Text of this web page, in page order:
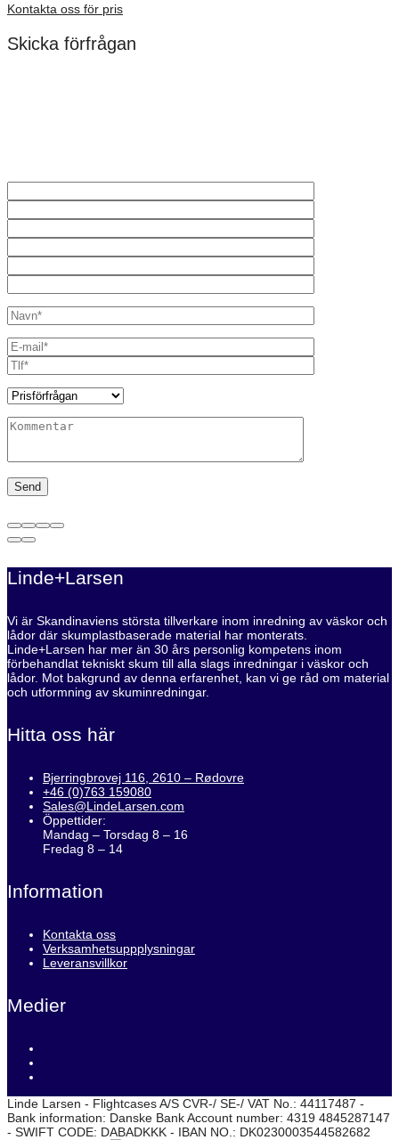
Kontakta oss för pris
Skicka förfrågan
Linde+Larsen
Vi är Skandinaviens största tillverkare inom inredning av väskor och
lådor där skumplastbaserade material har monterats.
Linde+Larsen har mer än 30 års personlig kompetens inom
förbehandlat tekniskt skum till alla slags inredningar i väskor och
lådor. Mot bakgrund av denna erfarenhet, kan vi ge råd om material
och utformning av skuminredningar.
Hitta oss här
Bjerringbrovej 116, 2610 – Rødovre
+46 (0)763 159080
Sales@LindeLarsen.com
Öppettider:
Mandag – Torsdag 8 – 16
Fredag 8 – 14
Information
Kontakta oss
Verksamhetsuppplysningar
Leveransvillkor
Medier
Linde Larsen - Flightcases A/S CVR-/ SE-/ VAT No.: 44117487 -
Bank information: Danske Bank Account number: 4319 4845287147
- SWIFT CODE: DABADKKK - IBAN NO.: DK0230003544582682